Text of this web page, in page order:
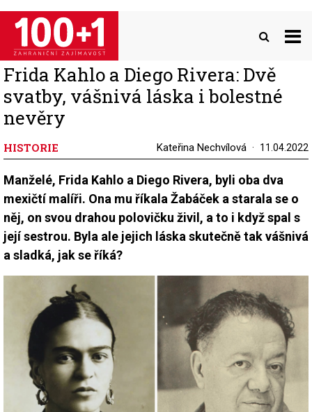
Přejít
hlavnímu
obsahu
Frida Kahlo a Diego Rivera: Dvě
svatby, vášnivá láska i bolestné
nevěry
HISTORIE Kateřina Nechvílová 11.04.2022
Manželé, Frida Kahlo a Diego Rivera, byli oba dva
mexičtí malíři. Ona mu říkala Žabáček a starala se o
něj, on svou drahou polovičku živil, a to i když spal s
její sestrou. Byla ale jejich láska skutečně tak vášnivá
a sladká, jak se říká?